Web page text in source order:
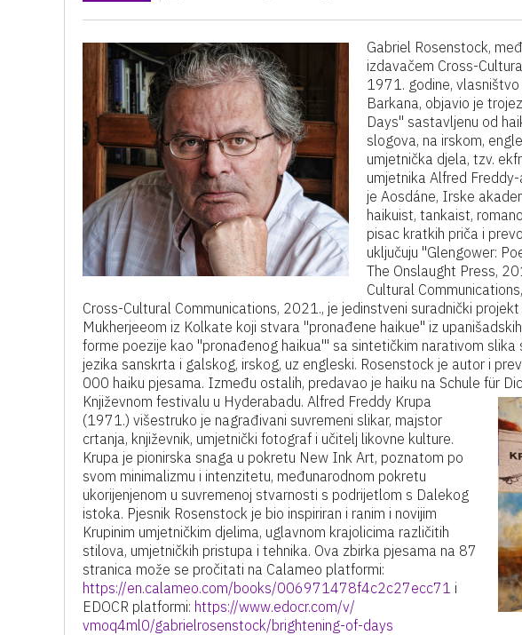
Gabriel Rosenstock,
izdavačem Cross-
1971. godine,
Barkana, objavio je
Days" sastavljenu od
slogova, na irskom,
umjetnička djela, tzv.
umjetnika Alfred
je Aosdáne, Irske
haikuist, tankaist,
pisac kratkih priča i
uključuju "Glengower:
The Onslaught Press,
Cultural
Cross-Cultural Communications, 2021., je jedinstveni suradnički
Mukherjeeom iz Kolkate koji stvara "pronađene haikue" iz
forme poezije kao "pronađenog haikua'" sa sintetičkim narativom slika
jezika sanskrta i galskog, irskog, uz engleski. Rosenstock je autor i
000 haiku pjesama. Između ostalih, predavao je haiku na Schule für
Književnom festivalu u Hyderabadu. Alfred Freddy Krupa
(1971.) višestruko je nagrađivani suvremeni slikar, majstor
crtanja, književnik, umjetnički fotograf i učitelj likovne kulture.
Krupa je pionirska snaga u pokretu New Ink Art, poznatom po
svom minimalizmu i intenzitetu, međunarodnom pokretu
ukorijenjenom u suvremenoj stvarnosti s podrijetlom s Dalekog
istoka. Pjesnik Rosenstock je bio inspiriran i ranim i novijim
Krupinim umjetničkim djelima, uglavnom krajolicima različitih
stilova, umjetničkih pristupa i tehnika. Ova zbirka pjesama na 87
stranica može se pročitati na Calameo platformi:
https://en.calameo.com/books/006971478f4c2c27ecc71 i
EDOCR platformi: https://www.edocr.com/v/
vmoq4ml0/gabrielrosenstock/brightening-of-days